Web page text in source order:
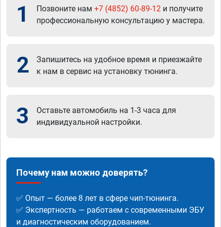
1 Позвоните нам +7 (4852) 60-89-12 и получите
профессиональную консультацию у мастера.
2
Запишитесь на удобное время и приезжайте
к нам в сервис на установку тюнинга.
3
Оставьте автомобиль на 1-3 часа для
индивидуальной настройки.
Почему нам можно доверять?
✅ Опыт — более 8 лет в сфере чип-тюнинга.
✅ Экспертность — работаем с современными ЭБУ
и диагностическим оборудованием.